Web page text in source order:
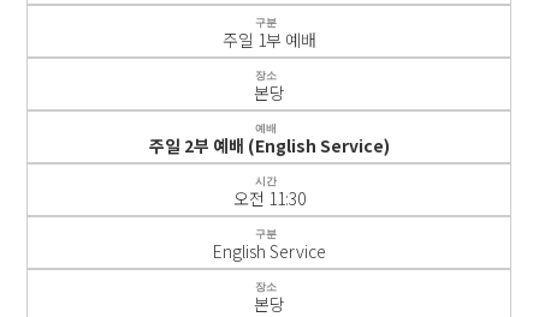
구분
주일 1부 예배
장소
본당
예배
주일 2부 예배 (English Service)
시간
오전 11:30
구분
English Service
장소
본당